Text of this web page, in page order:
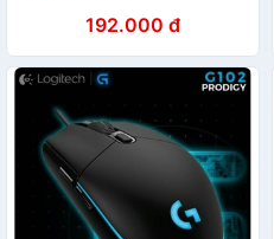
192.000 đ